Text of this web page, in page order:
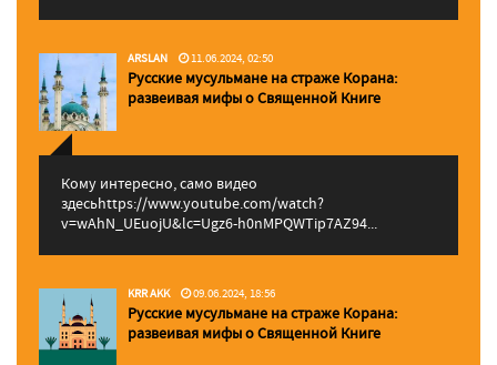
ARSLAN 11.06.2024, 02:50
Русские мусульмане на страже Корана:
pазвеивая мифы о Священной Книге
Кому интересно, само видео
здесьhttps://www.youtube.com/watch?
v=wAhN_UEuojU&lc=Ugz6-h0nMPQWTip7AZ94...
KRR AKK 09.06.2024, 18:56
Русские мусульмане на страже Корана:
pазвеивая мифы о Священной Книге